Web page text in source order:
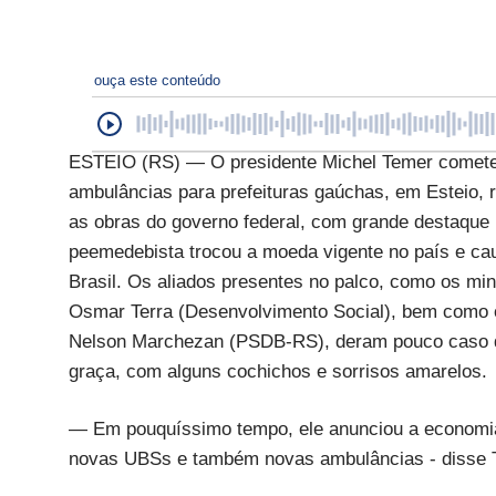
ouça este conteúdo
ESTEIO (RS) — O presidente Michel Temer
ambulâncias para prefeituras gaúchas, em Esteio,
as obras do governo federal, com grande
peemedebista trocou a moeda vigente no país e
Brasil. Os aliados presentes no palco, como os
Osmar Terra (Desenvolvimento Social), bem
Nelson Marchezan (PSDB-RS), deram pouco
graça, com alguns cochichos e sorrisos amarelos.
— Em pouquíssimo tempo, ele anunciou a
novas UBSs e também novas ambulâncias - disse